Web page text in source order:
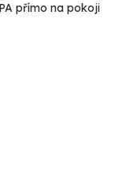
přímo na pokoji